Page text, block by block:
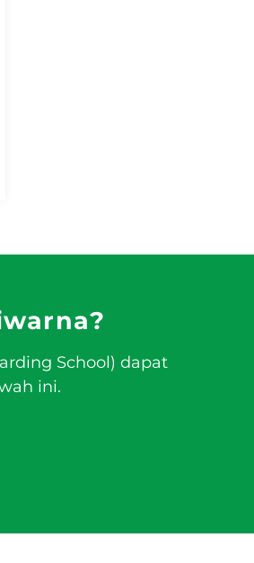
School) dapat
ini.